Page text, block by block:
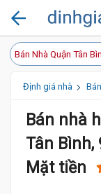
Bán Nhà Quận Tân
Định giá nhà
Bán nhà
Tân Bình,
Mặt tiền